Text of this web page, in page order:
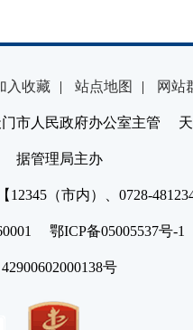
入收藏 | 站点地图 | 网站
市人民政府办公室主管 天
据管理局主办
12345（市内）、0728-
鄂ICP备05005537号
42900602000138号